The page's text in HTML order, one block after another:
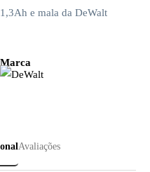
1,3Ah e mala da DeWalt
Marca
Avaliações